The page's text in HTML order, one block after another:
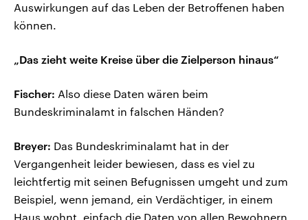
Auswirkungen auf das Leben der Betroffenen haben
können.
„Das zieht weite Kreise über die Zielperson hinaus“
Fischer: Also diese Daten wären beim
Bundeskriminalamt in falschen Händen?
Breyer: Das Bundeskriminalamt hat in der
Vergangenheit leider bewiesen, dass es viel zu
leichtfertig mit seinen Befugnissen umgeht und zum
Beispiel, wenn jemand, ein Verdächtiger, in einem
Haus wohnt, einfach die Daten von allen Bewohnern